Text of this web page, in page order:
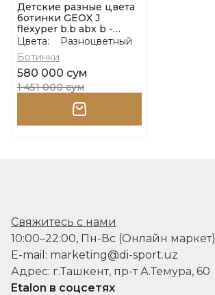
Детские разные цвета
ботинки GEOX J
flexyper b.b abx b -
dbk+nyl размер 31
Цвета:
Разноцветный
Ботинки
580 000 сум
1 451 000 сум
Свяжитесь с нами
10:00–22:00, Пн-Вс (Онлайн маркет)
E-mail: marketing@di-sport.uz
Адрес: г.Ташкент, пр-т А.Темура, 60
Etalon в соцсетях